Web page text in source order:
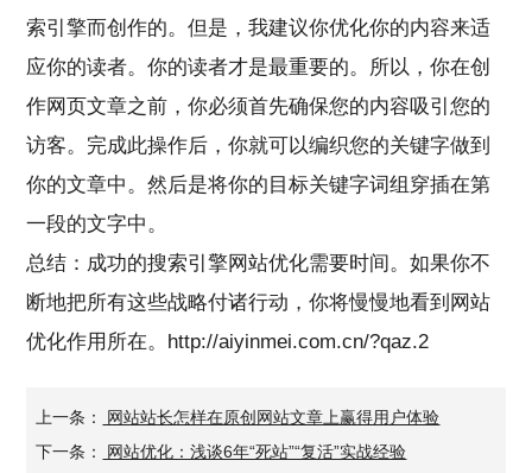
索引擎而创作的。但是，我建议你优化你的内容来适
应你的读者。你的读者才是最重要的。所以，你在创
作网页文章之前，你必须首先确保您的内容吸引您的
访客。完成此操作后，你就可以编织您的关键字做到
你的文章中。然后是将你的目标关键字词组穿插在第
一段的文字中。
总结：成功的搜索引擎网站优化需要时间。如果你不
断地把所有这些战略付诸行动，你将慢慢地看到网站
优化作用所在。 http://aiyinmei.com.cn/?qaz.2
上一条：
网站站长怎样在原创网站文章上赢得用户体验
下一条：
网站优化：浅谈6年“死站”“复活”实战经验